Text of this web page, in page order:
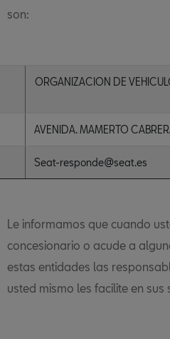
son:
ORGANIZACION DE
AVENIDA. MAMERTO
Seat-responde@seat.es
Le informamos que cuando
concesionario o acude a
estas entidades las
usted mismo les facilite en